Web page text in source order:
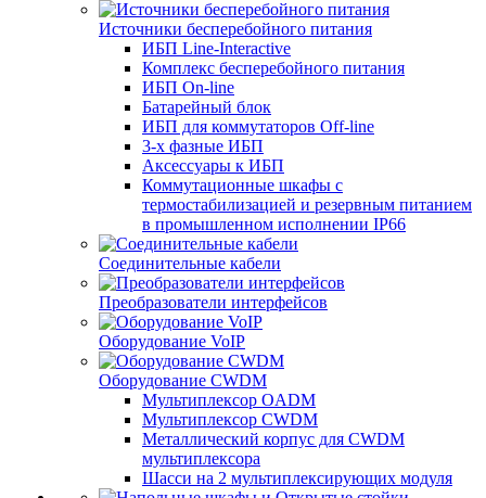
Источники бесперебойного питания
ИБП Line-Interactive
Комплекс бесперебойного питания
ИБП On-line
Батарейный блок
ИБП для коммутаторов Off-line
3-х фазные ИБП
Аксессуары к ИБП
Коммутационные шкафы с
термостабилизацией и резервным питанием
в промышленном исполнении IP66
Соединительные кабели
Преобразователи интерфейсов
Оборудование VoIP
Оборудование CWDM
Мультиплекcор OADM
Мультиплексор CWDM
Металлический корпус для CWDM
мультиплексора
Шасси на 2 мультиплексирующих модуля